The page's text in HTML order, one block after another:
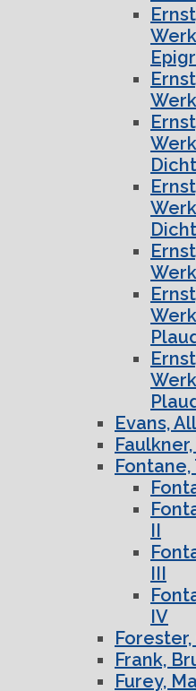
Evans,
II
III
IV
Forester,
Frank,
Furey,